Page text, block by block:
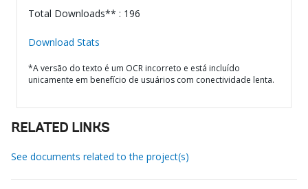
Total Downloads** : 196
Download Stats
*A versão do texto é um OCR incorreto e está incluído
unicamente em benefício de usuários com conectividade lenta.
RELATED LINKS
See documents related to the project(s)